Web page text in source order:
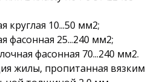
10...50 мм2;
фасонная 25...240 мм2;
фасонная 70...240 мм2.
жилы, пропитанная вязким